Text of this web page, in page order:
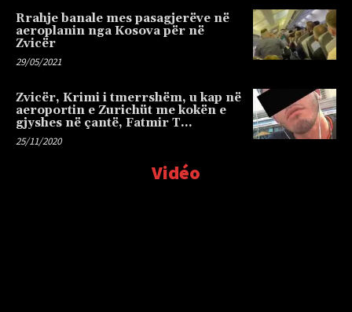
Rrahje banale mes pasagjerëve në
aeroplanin nga Kosova për në
Zvicër
29/05/2021
Zvicër, Krimi i tmerrshëm, u kap në
aeroportin e Zurichüt me kokën e
gjyshes në çantë, Fatmir T…
25/11/2020
Vidéo